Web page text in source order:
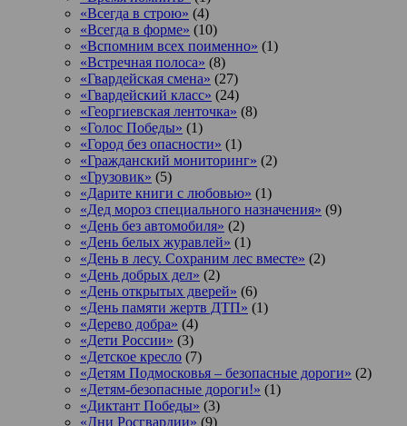
«Всегда в строю» (4)
«Всегда в форме» (10)
«Вспомним всех поименно» (1)
«Встречная полоса» (8)
«Гвардейская смена» (27)
«Гвардейский класс» (24)
«Георгиевская ленточка» (8)
«Голос Победы» (1)
«Город без опасности» (1)
«Гражданский мониторинг» (2)
«Грузовик» (5)
«Дарите книги с любовью» (1)
«Дед мороз специального назначения» (9)
«День без автомобиля» (2)
«День белых журавлей» (1)
«День в лесу. Сохраним лес вместе» (2)
«День добрых дел» (2)
«День открытых дверей» (6)
«День памяти жертв ДТП» (1)
«Дерево добра» (4)
«Дети России» (3)
«Детское кресло (7)
«Детям Подмосковья – безопасные дороги» (2)
«Детям-безопасные дороги!» (1)
«Диктант Победы» (3)
«Дни Росгвардии» (9)